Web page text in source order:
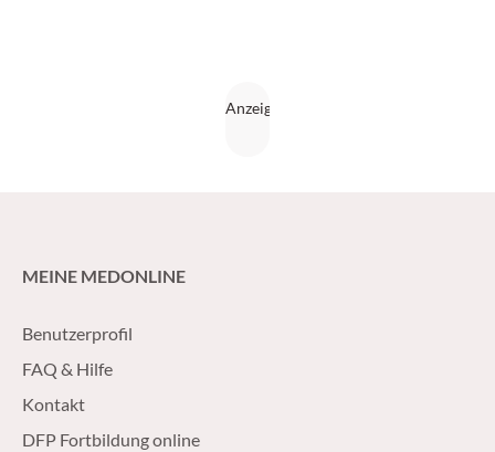
MEINE MEDONLINE
Benutzerprofil
FAQ & Hilfe
Kontakt
DFP Fortbildung online